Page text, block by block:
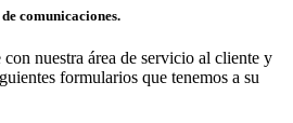
comunicaciones.
nuestra área de servicio al cliente y
formularios que tenemos a su